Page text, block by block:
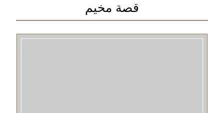
قصة مخيم